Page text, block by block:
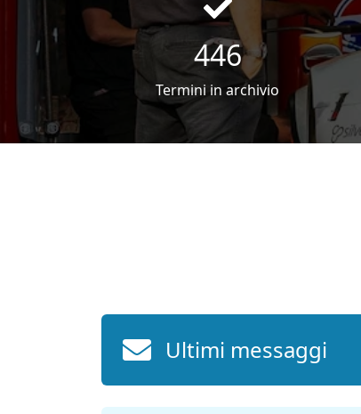
453
Termini in archivio
Ultimi messaggi